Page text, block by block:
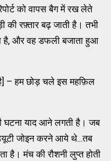
को वापस बैग में रख लेते
रफ़्तार बढ़ जाती है। तभी
है, और वह डफली बजाता हुआ
– हम छोड़ चले इस महफ़िल
घटना याद आने लगती है। जब
जोइन करने आये थे...तब
है। मंच की रौशनी लुप्त होती